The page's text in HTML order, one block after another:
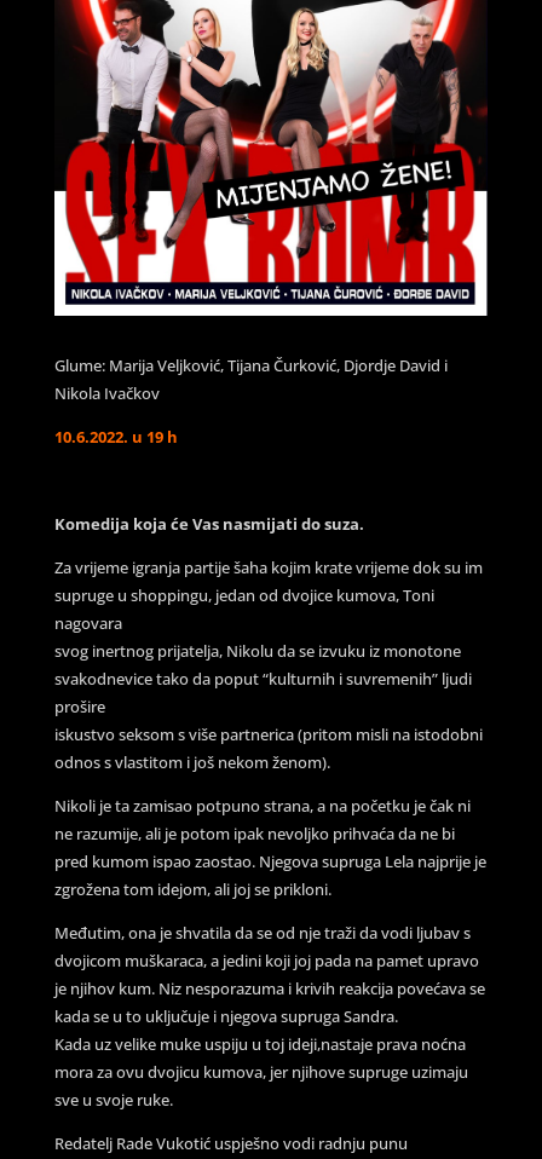
Glume: Marija Veljković, Tijana Čurković, Djordje David i
Nikola Ivačkov
10.6.2022. u 19 h
Komedija koja će Vas nasmijati do suza.
Za vrijeme igranja partije šaha kojim krate vrijeme dok su im
supruge u shoppingu, jedan od dvojice kumova, Toni
nagovara
svog inertnog prijatelja, Nikolu da se izvuku iz monotone
svakodnevice tako da poput “kulturnih i suvremenih” ljudi
prošire
iskustvo seksom s više partnerica (pritom misli na istodobni
odnos s vlastitom i još nekom ženom).
Nikoli je ta zamisao potpuno strana, a na početku je čak ni
ne razumije, ali je potom ipak nevoljko prihvaća da ne bi
pred kumom ispao zaostao. Njegova supruga Lela najprije je
zgrožena tom idejom, ali joj se prikloni.
Međutim, ona je shvatila da se od nje traži da vodi ljubav s
dvojicom muškaraca, a jedini koji joj pada na pamet upravo
je njihov kum. Niz nesporazuma i krivih reakcija povećava se
kada se u to uključuje i njegova supruga Sandra.
Kada uz velike muke uspiju u toj ideji,nastaje prava noćna
mora za ovu dvojicu kumova, jer njihove supruge uzimaju
sve u svoje ruke.
Redatelj Rade Vukotić uspješno vodi radnju punu